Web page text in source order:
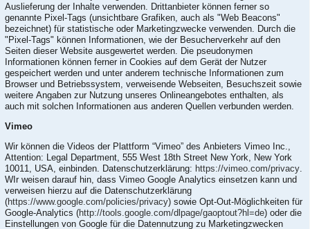
Auslieferung der Inhalte verwenden. Drittanbieter können ferner so
genannte Pixel-Tags (unsichtbare Grafiken, auch als "Web Beacons"
bezeichnet) für statistische oder Marketingzwecke verwenden. Durch die
"Pixel-Tags" können Informationen, wie der Besucherverkehr auf den
Seiten dieser Website ausgewertet werden. Die pseudonymen
Informationen können ferner in Cookies auf dem Gerät der Nutzer
gespeichert werden und unter anderem technische Informationen zum
Browser und Betriebssystem, verweisende Webseiten, Besuchszeit sowie
weitere Angaben zur Nutzung unseres Onlineangebotes enthalten, als
auch mit solchen Informationen aus anderen Quellen verbunden werden.
Vimeo
Wir können die Videos der Plattform “Vimeo” des Anbieters Vimeo Inc.,
Attention: Legal Department, 555 West 18th Street New York, New York
10011, USA, einbinden. Datenschutzerklärung: https://vimeo.com/privacy
WIr weisen darauf hin, dass Vimeo Google Analytics einsetzen kann und
verweisen hierzu auf die Datenschutzerklärung
(https://www.google.com/policies/privacy) sowie Opt-Out-Möglichkeiten für
Google-Analytics (http://tools.google.com/dlpage/gaoptout?hl=de) oder die
Einstellungen von Google für die Datennutzung zu Marketingzwecken